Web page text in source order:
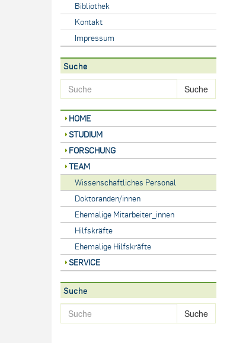
Bibliothek
Kontakt
Impressum
Suche
Suche
HOME
STUDIUM
FORSCHUNG
TEAM
Wissenschaftliches Personal
Doktoranden/innen
Ehemalige Mitarbeiter_innen
Hilfskräfte
Ehemalige Hilfskräfte
SERVICE
Suche
Suche